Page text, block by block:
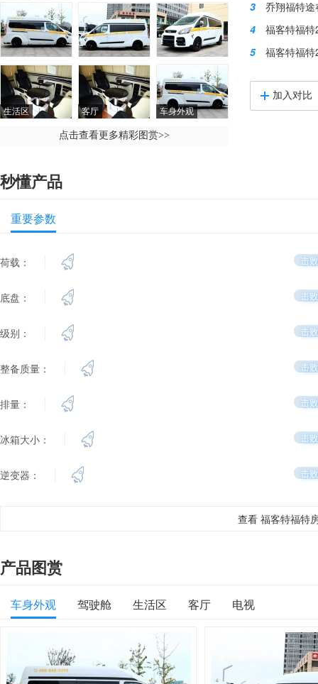
生活区 客厅 车身外观
点击查看更多精彩图赏>>
3
乔翔福特途睿欧
4
福客特福
5
福客特福
加入对比
秒懂产品
重要参数
荷载： 击
底盘： 击
级别： 击
整备质量： 击
排量： 击
冰箱大小： 击
逆变器： 击
查看 福客特福特
产品图赏
车身外观 驾驶舱 生活区 客厅 电视